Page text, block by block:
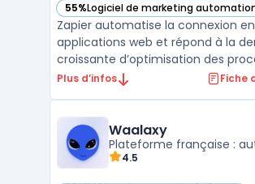
55%Logiciel de marketing
— voir Zapier dans cette catégorie
Zapier automatise la connexion
applications web et répond à la
croissante d’optimisation des
métiers sans recours au
données, déclencher des actions
synchronisées et limiter les ...
Plus d’infos Fiche
Waalaxy
Plateforme française :
4.5